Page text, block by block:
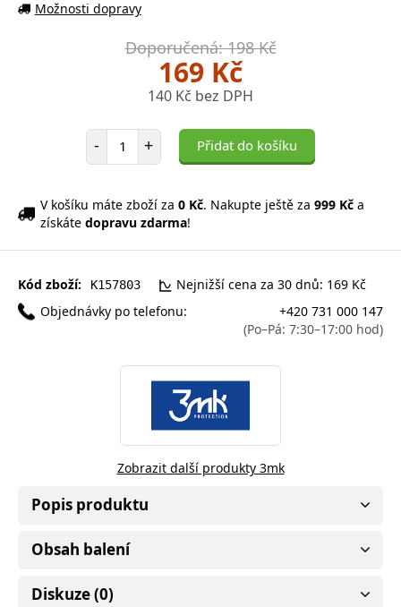
Možnosti dopravy
Doporučená: 198 Kč
169 Kč
140 Kč bez DPH
- Počet položek
+ Přidat do košíku
V košíku máte zboží za 0 Kč. Nakupte ještě za 999 Kč a
získáte dopravu zdarma!
Kód zboží: K157803
Nejnižší cena za 30 dnů: 169 Kč
Objednávky po telefonu:
+420 731 000 147
(Po–Pá: 7:30–17:00 hod)
Zobrazit další produkty 3mk
Popis produktu
Obsah balení
Diskuze (0)